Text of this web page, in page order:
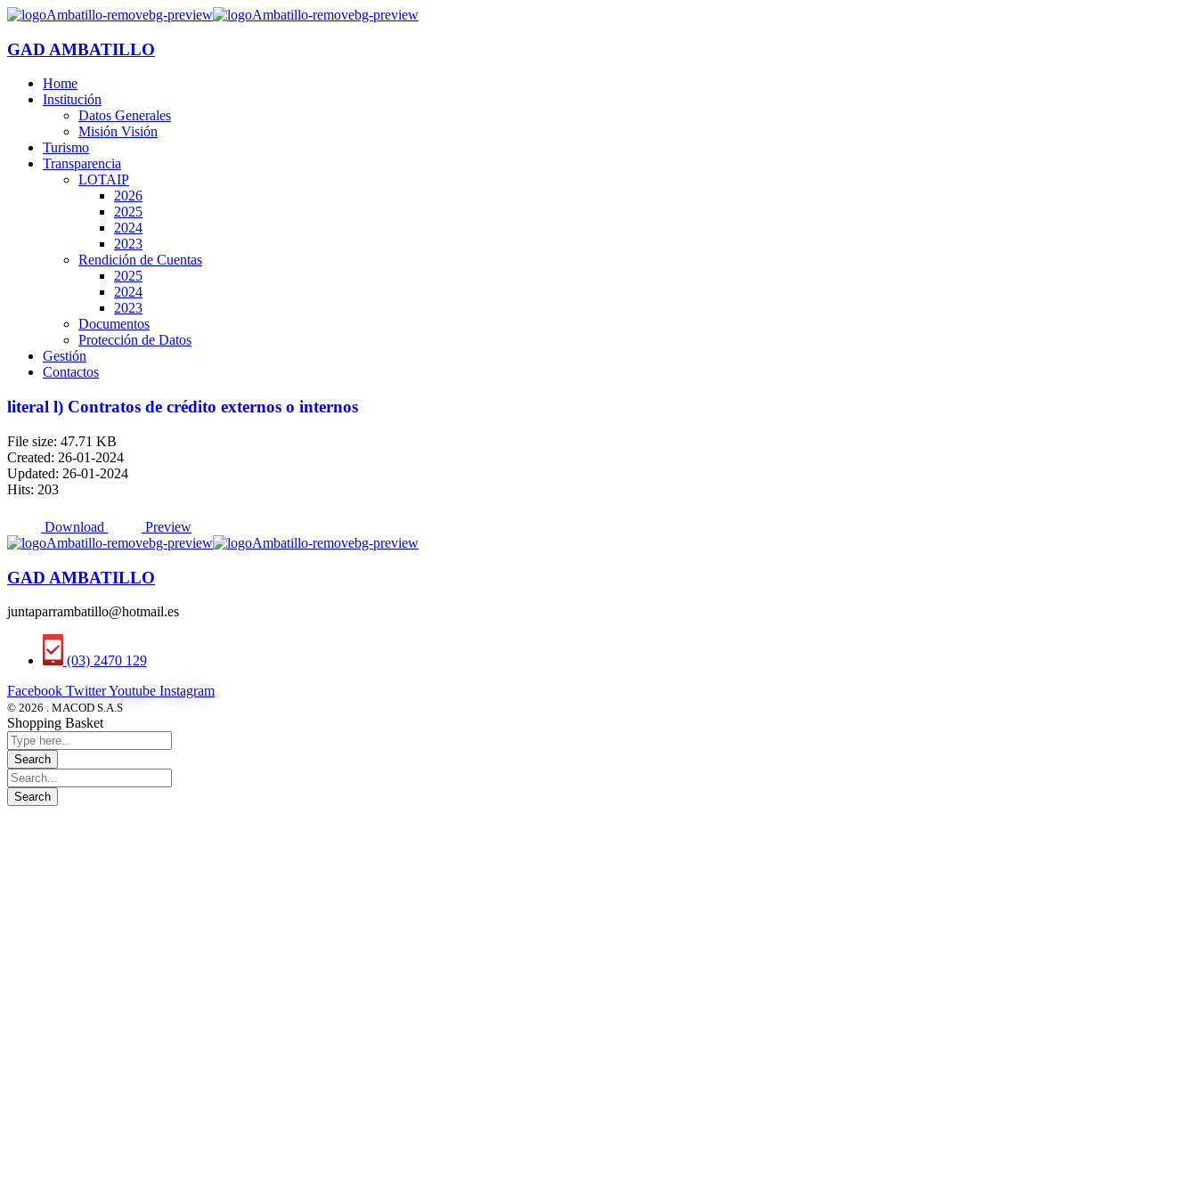
GAD AMBATILLO
Home
Institución
Datos Generales
Misión Visión
Turismo
Transparencia
LOTAIP
2026
2025
2024
2023
Rendición de Cuentas
2025
2024
2023
Documentos
Protección de Datos
Gestión
Contactos
literal l) Contratos de crédito externos o internos
File size: 47.71 KB
Created: 26-01-2024
Updated: 26-01-2024
Hits: 203
Download Preview
GAD AMBATILLO
juntaparrambatillo@hotmail.es
(03) 2470 129
Facebook TwitterYoutube Instagram
© 2026 . MACOD S.A.S
Shopping Basket